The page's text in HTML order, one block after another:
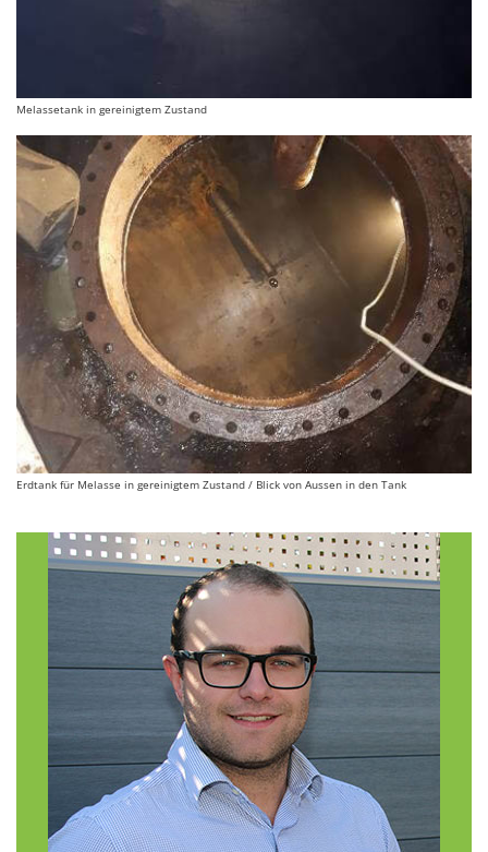
Melassetank in gereinigtem Zustand
Erdtank für Melasse in gereinigtem Zustand / Blick von Aussen in den Tank